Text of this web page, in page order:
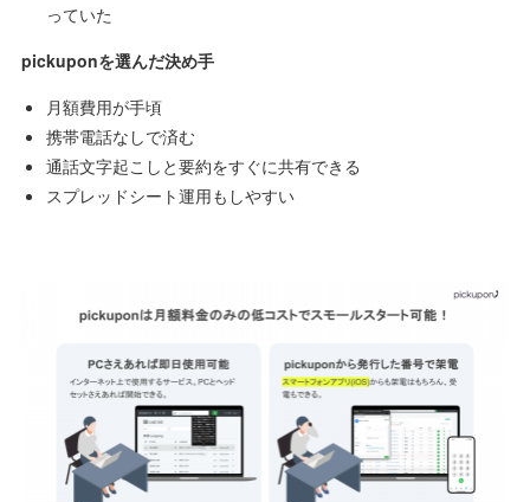
っていた
pickuponを選んだ決め手
月額費用が手頃
携帯電話なしで済む
通話文字起こしと要約をすぐに共有できる
スプレッドシート運用もしやすい